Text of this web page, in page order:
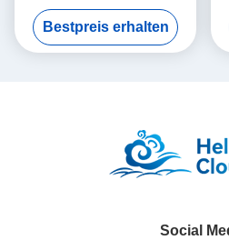
Linux Festplatte WiFi und
Kühlventilator
Bestpreis erhalten
Social